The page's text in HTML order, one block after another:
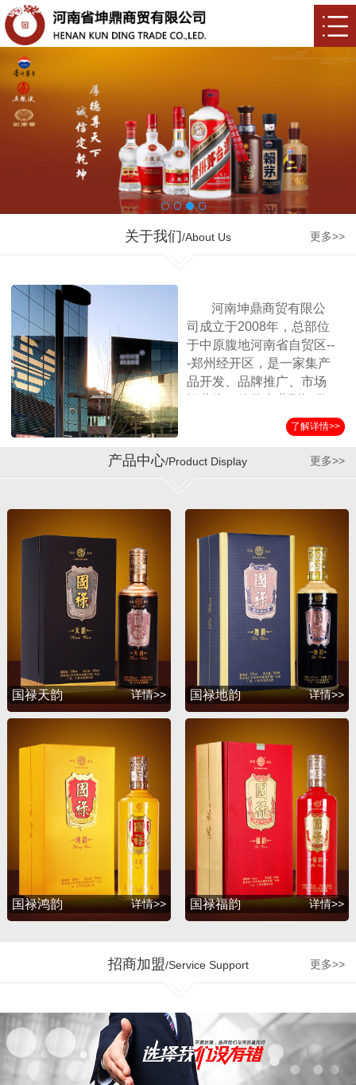
关于我们/About Us 更多>>
河南坤鼎商贸有限公
司成立于2008年，总部位
于中原腹地河南省自贸区--
-郑州经开区，是一家集产
品开发、品牌推广、市场
营销企业。公司始终坚持
以消费者诉求为导向，客
户满意为服务标准，秉承
的支持和公司员工的努力
公司自成立以来与贵州第
三大酱酒生产企业——贵
州省仁怀市茅台镇国宝酒
厂结为战略合作伙伴，经
过双方的共同努力，成功
推出并运作了国宝系列产
品，年销售额突破1亿余
元。短短几年，公司在全
国各地建立了稳定的销售
渠道，产品销量持续攀
的支持与厚爱。2012年
初，公司为满足广大消费
者的诉求，联合深圳知名
包装设计公司胡景润工作
室、贵州大学酒体设计专
家吴天祥教授、贵州茅台
酒厂酿酒工程师梁明峰先
生，倾力推出战略品牌
——国禄系列酒，与此同
时公司和茅台集团、五粮
州珍酒、金沙回沙酒业等
加了强劲的源动力。 企业
的制胜最终是要落实到人
才管理机制和市场运营的
有效执行上，公司奉行“德
了解详情>>
产品中心/Product Display 更多>>
国禄天韵 详情>> 国禄地韵 详情>>
国禄鸿韵 详情>> 国禄福韵 详情>>
招商加盟/Service Support 更多>>